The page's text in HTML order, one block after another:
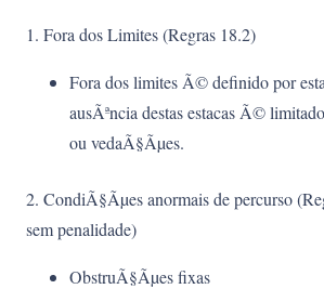
1. Fora dos Limites (Regras 18.2)
Fora dos limites Ã© definido por
ausÃªncia destas estacas Ã©
ou vedaÃ§Ãµes.
2. CondiÃ§Ãµes anormais de percurso
sem penalidade)
ObstruÃ§Ãµes fixas